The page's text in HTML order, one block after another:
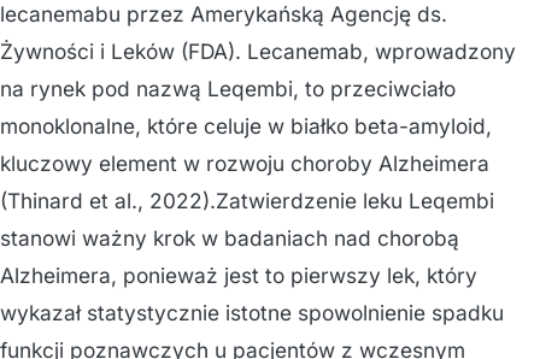
lecanemabu przez Amerykańską Agencję ds.
Żywności i Leków (FDA). Lecanemab, wprowadzony
na rynek pod nazwą Leqembi, to przeciwciało
monoklonalne, które celuje w białko beta-amyloid,
kluczowy element w rozwoju choroby Alzheimera
(Thinard et al., 2022).Zatwierdzenie leku Leqembi
stanowi ważny krok w badaniach nad chorobą
Alzheimera, ponieważ jest to pierwszy lek, który
wykazał statystycznie istotne spowolnienie spadku
funkcji poznawczych u pacjentów z wczesnym